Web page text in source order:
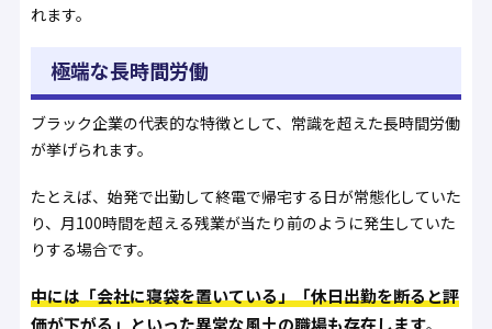
れます。
極端な長時間労働
ブラック企業の代表的な特徴として、常識を超えた長時間労働
が挙げられます。
たとえば、始発で出勤して終電で帰宅する日が常態化していた
り、月100時間を超える残業が当たり前のように発生していた
りする場合です。
中には「会社に寝袋を置いている」「休日出勤を断ると評
価が下がる」といった異常な風土の職場も存在します